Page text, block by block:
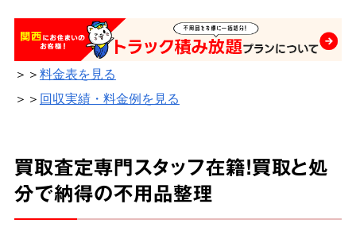
＞＞料金表を見る
＞＞ 回収実績・料金例を見る
買取査定専門スタッフ在籍！買取と処
分で納得の不用品整理